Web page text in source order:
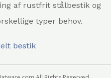
af rustfrit stålbestik og
typer behov.
bestik